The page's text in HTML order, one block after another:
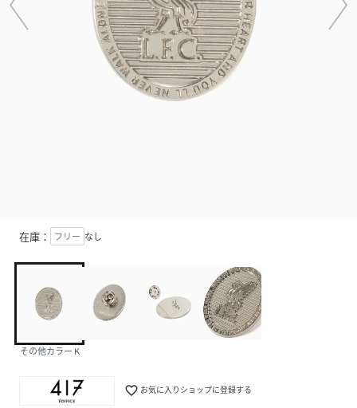
在庫： フリー なし
その他カラー K
favorite_border お気に入りショップに登録する